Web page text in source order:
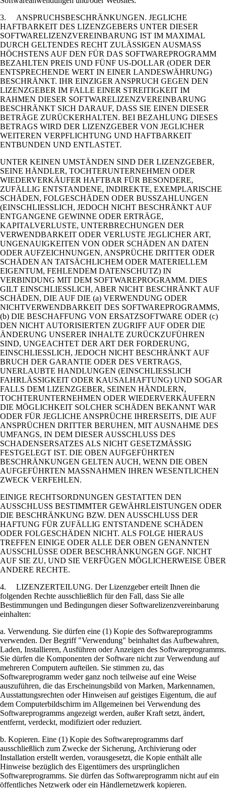
3. ANSPRUCHSBESCHRÄNKUNGEN. JEGLICHE
HAFTBARKEIT DES LIZENZGEBERS UNTER DIESER
SOFTWARELIZENZVEREINBARUNG IST IM MAXIMAL
DURCH GELTENDES RECHT ZULÄSSIGEN AUSMASS
HÖCHSTENS AUF DEN FÜR DAS SOFTWAREPROGRAMM
BEZAHLTEN PREIS UND FÜNF US-DOLLAR (ODER DER
ENTSPRECHENDE WERT IN EINER LANDESWÄHRUNG)
BESCHRÄNKT. IHR EINZIGER ANSPRUCH GEGEN DEN
LIZENZGEBER IM FALLE EINER STREITIGKEIT IM
RAHMEN DIESER SOFTWARELIZENZVEREINBARUNG
BESCHRÄNKT SICH DARAUF, DASS SIE EINEN DIESER
BETRÄGE ZURÜCKERHALTEN. BEI BEZAHLUNG DIESES
BETRAGS WIRD DER LIZENZGEBER VON JEGLICHER
WEITEREN VERPFLICHTUNG UND HAFTBARKEIT
ENTBUNDEN UND ENTLASTET.
UNTER KEINEN UMSTÄNDEN SIND DER LIZENZGEBER,
SEINE HÄNDLER, TOCHTERUNTERNEHMEN ODER
WIEDERVERKÄUFER HAFTBAR FÜR BESONDERE,
ZUFÄLLIG ENTSTANDENE, INDIREKTE, EXEMPLARISCHE
SCHÄDEN, FOLGESCHÄDEN ODER BUSSZAHLUNGEN
(EINSCHLIESSLICH, JEDOCH NICHT BESCHRÄNKT AUF
ENTGANGENE GEWINNE ODER ERTRÄGE,
KAPITALVERLUSTE, UNTERBRECHUNGEN DER
VERWENDBARKEIT ODER VERLUSTE JEGLICHER ART,
UNGENAUIGKEITEN VON ODER SCHÄDEN AN DATEN
ODER AUFZEICHNUNGEN, ANSPRÜCHE DRITTER ODER
SCHÄDEN AN TATSÄCHLICHEM ODER MATERIELLEM
EIGENTUM, FEHLENDEM DATENSCHUTZ) IN
VERBINDUNG MIT DEM SOFTWAREPROGRAMM. DIES
GILT EINSCHLIESSLICH, ABER NICHT BESCHRÄNKT AUF
SCHÄDEN, DIE AUF DIE (a) VERWENDUNG ODER
NICHTVERWENDBARKEIT DES SOFTWAREPROGRAMMS,
(b) DIE BESCHAFFUNG VON ERSATZSOFTWARE ODER (c)
DEN NICHT AUTORISIERTEN ZUGRIFF AUF ODER DIE
ÄNDERUNG UNSERER INHALTE ZURÜCKZUFÜHREN
SIND, UNGEACHTET DER ART DER FORDERUNG,
EINSCHLIESSLICH, JEDOCH NICHT BESCHRÄNKT AUF
BRUCH DER GARANTIE ODER DES VERTRAGS,
UNERLAUBTE HANDLUNGEN (EINSCHLIESSLICH
FAHRLÄSSIGKEIT ODER KAUSALHAFTUNG) UND SOGAR
FALLS DEM LIZENZGEBER, SEINEN HÄNDLERN,
TOCHTERUNTERNEHMEN ODER WIEDERVERKÄUFERN
DIE MÖGLICHKEIT SOLCHER SCHÄDEN BEKANNT WAR
ODER FÜR JEGLICHE ANSPRÜCHE IHRERSEITS, DIE AUF
ANSPRÜCHEN DRITTER BERUHEN, MIT AUSNAHME DES
UMFANGS, IN DEM DIESER AUSSCHLUSS DES
SCHADENSERSATZES ALS NICHT GESETZMÄSSIG
FESTGELEGT IST. DIE OBEN AUFGEFÜHRTEN
BESCHRÄNKUNGEN GELTEN AUCH, WENN DIE OBEN
AUFGEFÜHRTEN MASSNAHMEN IHREN WESENTLICHEN
ZWECK VERFEHLEN.
EINIGE RECHTSORDNUNGEN GESTATTEN DEN
AUSSCHLUSS BESTIMMTER GEWÄHRLEISTUNGEN ODER
DIE BESCHRÄNKUNG BZW. DEN AUSSCHLUSS DER
HAFTUNG FÜR ZUFÄLLIG ENTSTANDENE SCHÄDEN
ODER FOLGESCHÄDEN NICHT. ALS FOLGE HIERAUS
TREFFEN EINIGE ODER ALLE DER OBEN GENANNTEN
AUSSCHLÜSSE ODER BESCHRÄNKUNGEN GGF. NICHT
AUF SIE ZU, UND SIE VERFÜGEN MÖGLICHERWEISE ÜBER
ANDERE RECHTE.
4. LIZENZERTEILUNG. Der Lizenzgeber erteilt Ihnen die
folgenden Rechte ausschließlich für den Fall, dass Sie alle
Bestimmungen und Bedingungen dieser Softwarelizenzvereinbarung
einhalten:
a. Verwendung. Sie dürfen eine (1) Kopie des Softwareprogramms
verwenden. Der Begriff "Verwendung" beinhaltet das Aufbewahren,
Laden, Installieren, Ausführen oder Anzeigen des Softwareprogramms.
Sie dürfen die Komponenten der Software nicht zur Verwendung auf
mehreren Computern aufteilen. Sie stimmen zu, das
Softwareprogramm weder ganz noch teilweise auf eine Weise
auszuführen, die das Erscheinungsbild von Marken, Markennamen,
Ausstattungsrechten oder Hinweisen auf geistiges Eigentum, die auf
dem Computerbildschirm im Allgemeinen bei Verwendung des
Softwareprogramms angezeigt werden, außer Kraft setzt, ändert,
entfernt, verdeckt, modifiziert oder reduziert.
b. Kopieren. Eine (1) Kopie des Softwareprogramms darf
ausschließlich zum Zwecke der Sicherung, Archivierung oder
Installation erstellt werden, vorausgesetzt, die Kopie enthält alle
Hinweise bezüglich des Eigentümers des ursprünglichen
Softwareprogramms. Sie dürfen das Softwareprogramm nicht auf ein
öffentliches Netzwerk oder ein Händlernetzwerk kopieren.